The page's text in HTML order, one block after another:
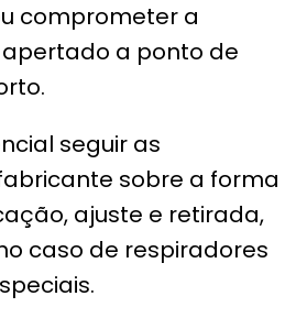
comprometer a
a ponto de
seguir as
sobre a forma
ajuste e retirada,
caso de respiradores